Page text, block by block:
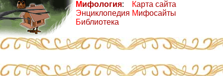
Мифология:
Энциклопедия
Библиотека
Карта сайта
Мифосайты